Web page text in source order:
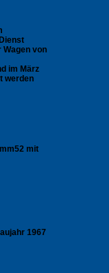
Wagen von
im März
werden
mit
1967